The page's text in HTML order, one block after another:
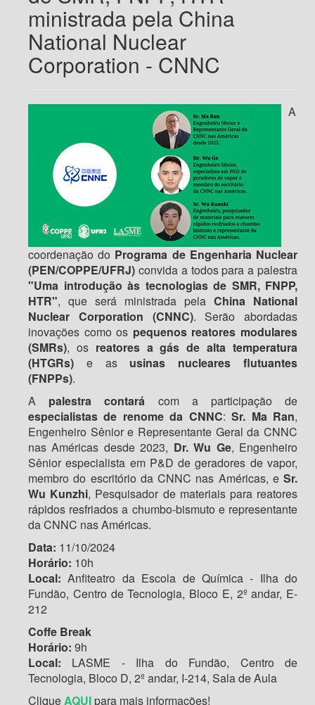
ministrada pela China
National Nuclear
Corporation - CNNC
A
coordenação do Programa de Engenharia Nuclear
(PEN/COPPE/UFRJ) convida a todos para a palestra
"Uma introdução às tecnologias de SMR, FNPP,
HTR", que será ministrada pela China National
Nuclear Corporation (CNNC). Serão abordadas
inovações como os pequenos reatores modulares
(SMRs), os reatores a gás de alta temperatura
(HTGRs) e asusinas nucleares flutuantes
(FNPPs).
A palestra contará com a participação de
especialistas de renome da CNNC:Sr. Ma Ran,
Engenheiro Sênior e Representante Geral da CNNC
nas Américas desde 2023, Dr. Wu Ge, Engenheiro
Sênior especialista em P&D de geradores de vapor,
membro do escritório da CNNC nas Américas, e Sr.
Wu Kunzhi, Pesquisador de materiais para reatores
rápidos resfriados a chumbo-bismuto e representante
da CNNC nas Américas.
Data: 11/10/2024
Horário: 10h
Local: Anfiteatro da Escola de Química - Ilha do
Fundão, Centro de Tecnologia, Bloco E, 2º andar, E-
212
Coffe Break
Horário: 9h
Local: LASME - Ilha do Fundão, Centro de
Tecnologia, Bloco D, 2º andar, I-214, Sala de Aula
CliqueAQUI para mais informações!